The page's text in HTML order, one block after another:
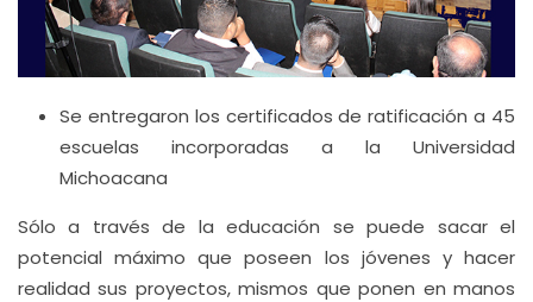
Se entregaron los certificados de ratificación a 45
escuelas incorporadas a la Universidad
Michoacana
Sólo a través de la educación se puede sacar el
potencial máximo que poseen los jóvenes y hacer
realidad sus proyectos, mismos que ponen en manos